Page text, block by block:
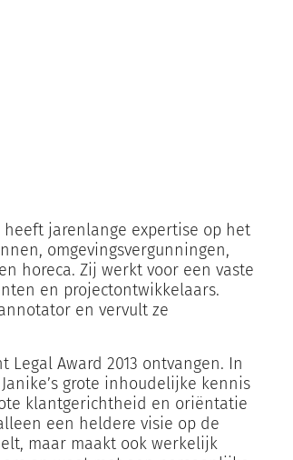
heeft jarenlange expertise op het
omgevingsvergunningen,
horeca. Zij werkt voor een vaste
en projectontwikkelaars.
en vervult ze
Award 2013 ontvangen. In
grote inhoudelijke kennis
klantgerichtheid en oriëntatie
een heldere visie op de
maar maakt ook werkelijk